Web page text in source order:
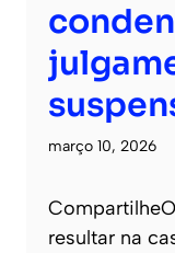
março 10, 2026
resultar na